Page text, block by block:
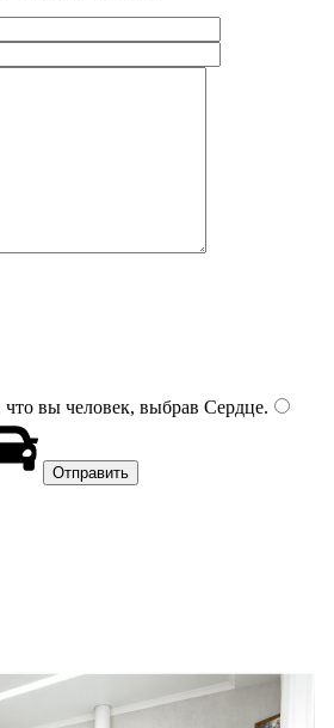
вы человек, выбрав Сердце.